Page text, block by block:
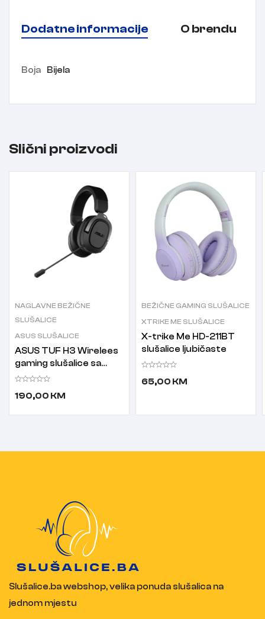
Dodatne informacije O brendu
Boja Bijela
Slični proizvodi
NAGLAVNE BEŽIČNE
SLUŠALICE
ASUS SLUŠALICE
ASUS TUF H3 Wirelees
gaming slušalice sa
mikrofonom
190,00 KM
BEŽIČNE GAMING SLUŠALICE
XTRIKE ME SLUŠALICE
X-trike Me HD-211BT
slušalice ljubičaste
65,00 KM
Slušalice.ba webshop, velika ponuda slušalica na
jednom mjestu